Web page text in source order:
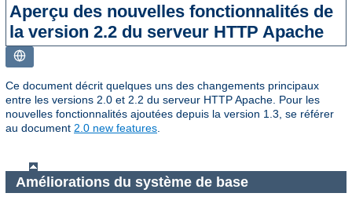
Aperçu des nouvelles fonctionnalités de
la version 2.2 du serveur HTTP Apache
Ce document décrit quelques uns des changements principaux
entre les versions 2.0 et 2.2 du serveur HTTP Apache. Pour les
nouvelles fonctionnalités ajoutées depuis la version 1.3, se référer
au document 2.0 new features
Améliorations du système de base